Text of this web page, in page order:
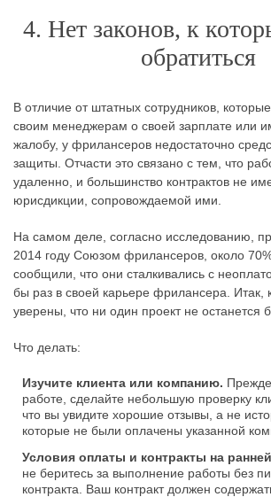
4. Нет законов, к
обратиться
В отличие от штатных сотрудников,
своим менеджерам о своей зарплате или
жалобу, у фрилансеров недостаточно
защиты. Отчасти это связано с тем, что
удаленно, и большинство контрактов не
юрисдикции, сопровождаемой ими.
На самом деле, согласно исследованию,
2014 году Союзом фрилансеров, около
сообщили, что они сталкивались с
бы раз в своей карьере фрилансера.
уверены, что ни один проект не останется
Что делать:
Изучите клиента или компанию.
работе, сделайте небольшую проверку
что вы увидите хорошие отзывы, а не
которые не были оплачены указанной
Условия оплаты и контракты на
не беритесь за выполнение работы без
контракта. Ваш контракт должен